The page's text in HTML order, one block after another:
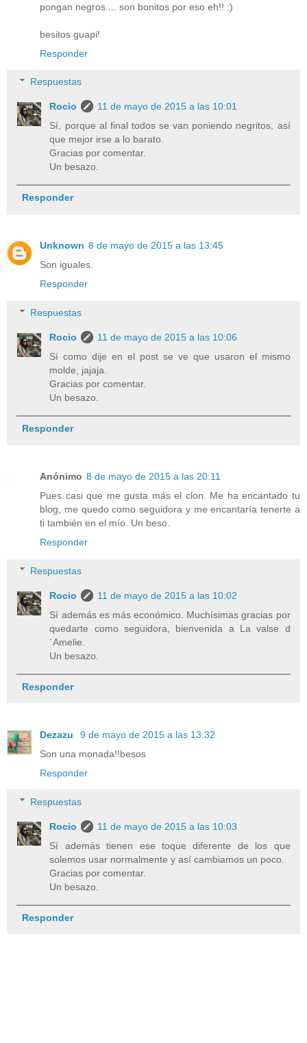
pongan negros.... son bonitos por eso eh!! :)
besitos guapi!
Responder
Respuestas
Rocio
11 de mayo de 2015 a las 10:01
Sí, porque al final todos se van poniendo negritos, así
que mejor irse a lo barato.
Gracias por comentar.
Un besazo.
Responder
Unknown 8 de mayo de 2015 a las 13:45
Son iguales.
Responder
Respuestas
Rocio
11 de mayo de 2015 a las 10:06
Sí como dije en el post se ve que usaron el mismo
molde, jajaja.
Gracias por comentar.
Un besazo.
Responder
Anónimo 8 de mayo de 2015 a las 20:11
Pues casi que me gusta más el clon. Me ha encantado tu
blog, me quedo como seguidora y me encantaría tenerte a
ti también en el mío. Un beso.
Responder
Respuestas
Rocio
11 de mayo de 2015 a las 10:02
Sí además es más económico. Muchísimas gracias por
quedarte como seguidora, bienvenida a La valse d
´Amelie.
Un besazo.
Responder
Dezazu
9 de mayo de 2015 a las 13:32
Son una monada!!besos
Responder
Respuestas
Rocio
11 de mayo de 2015 a las 10:03
Sí además tienen ese toque diferente de los que
solemos usar normalmente y así cambiamos un poco.
Gracias por comentar.
Un besazo.
Responder